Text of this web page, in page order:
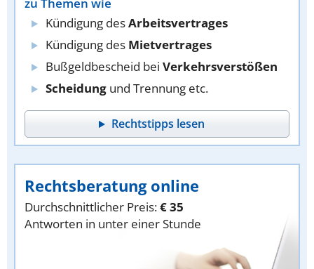
Kündigung desArbeitsvertrages
Kündigung des Mietvertrages
Bußgeldbescheid bei Verkehrsverstößen
Scheidung und Trennung etc.
Rechtstipps lesen
Rechtsberatung online
Durchschnittlicher Preis:€ 35
Antworten in unter einer Stunde